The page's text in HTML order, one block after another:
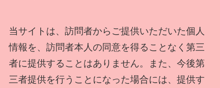
当サイトは、訪問者からご提供いただいた個人
情報を、訪問者本人の同意を得ることなく第三
者に提供することはありません。また、今後第
三者提供を行うことになった場合には、提供す